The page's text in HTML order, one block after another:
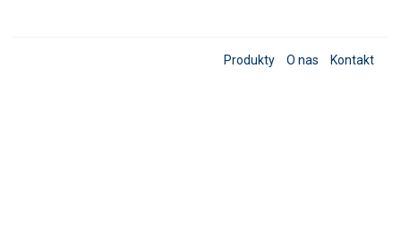
Produkty O nas Kontakt